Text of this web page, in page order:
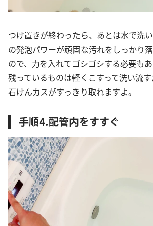
つけ置きが終わったら、あとは水で洗
の発泡パワーが頑固な汚れをしっかり
ので、力を入れてゴシゴシする必要も
残っているものは軽くこすって洗い流
石けんカスがすっきり取れますよ。
手順⒋配管内をすすぐ